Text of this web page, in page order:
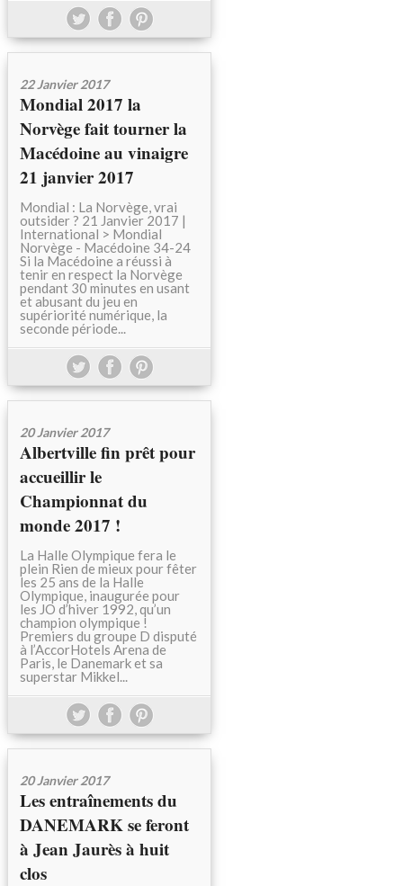
22 Janvier 2017
Mondial 2017 la
Norvège fait tourner la
Macédoine au vinaigre
21 janvier 2017
Mondial : La Norvège, vrai
outsider ? 21 Janvier 2017 |
International > Mondial
Norvège - Macédoine 34-24
Si la Macédoine a réussi à
tenir en respect la Norvège
pendant 30 minutes en usant
et abusant du jeu en
supériorité numérique, la
seconde période...
20 Janvier 2017
Albertville fin prêt pour
accueillir le
Championnat du
monde 2017 !
La Halle Olympique fera le
plein Rien de mieux pour fêter
les 25 ans de la Halle
Olympique, inaugurée pour
les JO d’hiver 1992, qu’un
champion olympique !
Premiers du groupe D disputé
à l’AccorHotels Arena de
Paris, le Danemark et sa
superstar Mikkel...
20 Janvier 2017
Les entraînements du
DANEMARK se feront
à Jean Jaurès à huit
clos